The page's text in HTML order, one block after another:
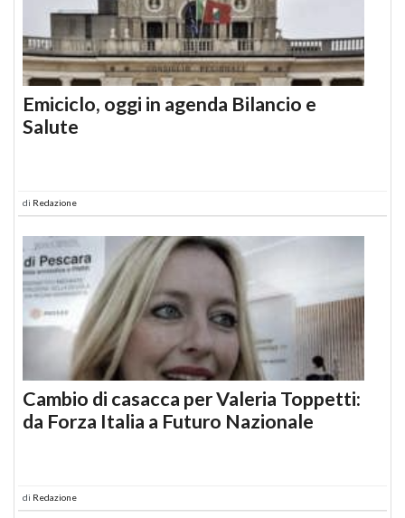
Emiciclo, oggi in agenda Bilancio e
Salute
di Redazione
Cambio di casacca per Valeria Toppetti:
da Forza Italia a Futuro Nazionale
di Redazione